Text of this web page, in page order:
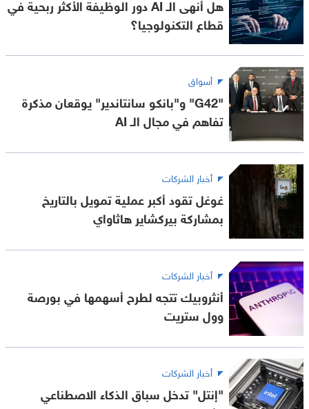
هل أنهى الـ AI دور الوظيفة الأكثر ربحية في
قطاع التكنولوجيا؟
أسواق
"G42" و"بانكو سانتاندير" يوقعان مذكرة
تفاهم في مجال الـ AI
أخبار الشركات
غوغل تقود أكبر عملية تمويل بالتاريخ
بمشاركة بيركشاير هاثاواي
أخبار الشركات
أنثروبيك تتجه لطرح أسهمها في بورصة
وول ستريت
أخبار الشركات
"إنتل" تدخل سباق الذكاء الاصطناعي